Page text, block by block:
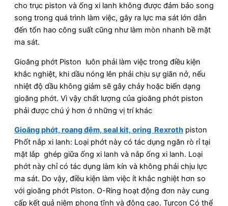
cho trục piston và ống xi lanh không được đảm bảo song
song trong quá trình làm việc, gây ra lực ma sát lớn dẫn
đến tổn hao công suất cũng như làm mòn nhanh bề mặt
ma sát.
Gioăng phớt Piston luôn phải làm việc trong điều kiện
khắc nghiệt, khi dầu nóng lên phải chịu sự giãn nở, nếu
nhiệt độ dầu không giảm sẽ gây chảy hoặc biến dạng
gioăng phớt. Vì vậy chất lượng của gioăng phớt piston
phải được chú ý hơn ở những vị trí khác
Gioăng phớt, roang đệm, seal kit, oring Rexroth piston
Phốt nắp xi lanh: Loại phớt này có tác dụng ngăn rò rỉ tại
mặt lắp ghép giữa ống xi lanh và nắp ống xi lanh. Loại
phớt này chỉ có tác dụng làm kín và không phải chịu lực
ma sát. Do vậy, điều kiện làm việc ít khắc nghiệt hơn so
với gioăng phớt Piston. O-Ring hoạt động đơn này cung
cấp kết quả niêm phong tĩnh và động cao. Turcon Có thể